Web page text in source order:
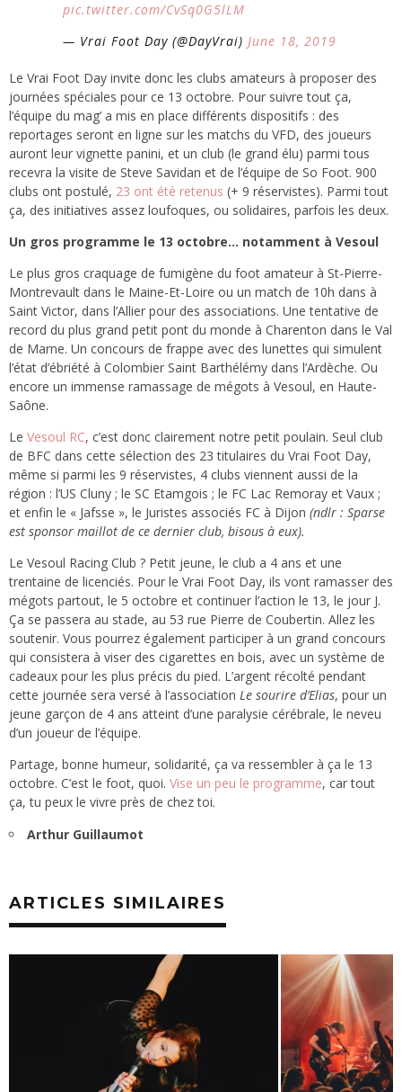
pic.twitter.com/CvSq0G5lLM
— Vrai Foot Day (@DayVrai) June 18, 2019
Le Vrai Foot Day invite donc les clubs amateurs à proposer des
journées spéciales pour ce 13 octobre. Pour suivre tout ça,
l’équipe du mag’ a mis en place différents dispositifs : des
reportages seront en ligne sur les matchs du VFD, des joueurs
auront leur vignette panini, et un club (le grand élu) parmi tous
recevra la visite de Steve Savidan et de l’équipe de So Foot. 900
clubs ont postulé, 23 ont été retenus (+ 9 réservistes). Parmi tout
ça, des initiatives assez loufoques, ou solidaires, parfois les deux.
Un gros programme le 13 octobre… notamment à Vesoul
Le plus gros craquage de fumigène du foot amateur à St-Pierre-
Montrevault dans le Maine-Et-Loire ou un match de 10h dans à
Saint Victor, dans l’Allier pour des associations. Une tentative de
record du plus grand petit pont du monde à Charenton dans le Val
de Marne. Un concours de frappe avec des lunettes qui simulent
l’état d’ébriété à Colombier Saint Barthélémy dans l’Ardèche. Ou
encore un immense ramassage de mégots à Vesoul, en Haute-
Saône.
Le Vesoul RC, c’est donc clairement notre petit poulain. Seul club
de BFC dans cette sélection des 23 titulaires du Vrai Foot Day,
même si parmi les 9 réservistes, 4 clubs viennent aussi de la
région : l’US Cluny ; le SC Etamgois ; le FC Lac Remoray et Vaux ;
et enfin le « Jafsse », le Juristes associés FC à Dijon (ndlr : Sparse
est sponsor maillot de ce dernier club, bisous à eux).
Le Vesoul Racing Club ? Petit jeune, le club a 4 ans et une
trentaine de licenciés. Pour le Vrai Foot Day, ils vont ramasser des
mégots partout, le 5 octobre et continuer l’action le 13, le jour J.
Ça se passera au stade, au 53 rue Pierre de Coubertin. Allez les
soutenir. Vous pourrez également participer à un grand concours
qui consistera à viser des cigarettes en bois, avec un système de
cadeaux pour les plus précis du pied. L’argent récolté pendant
cette journée sera versé à l’association Le sourire d’Elias, pour un
jeune garçon de 4 ans atteint d’une paralysie cérébrale, le neveu
d’un joueur de l’équipe.
Partage, bonne humeur, solidarité, ça va ressembler à ça le 13
octobre. C’est le foot, quoi. Vise un peu le programme, car tout
ça, tu peux le vivre près de chez toi.
Arthur Guillaumot
ARTICLES SIMILAIRES